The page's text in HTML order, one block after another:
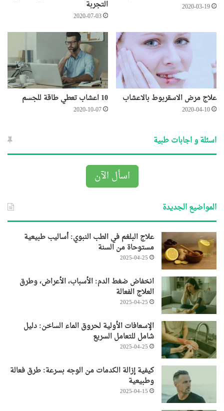
2020-03-19 التجربة
2020-07-03
علاج مرض الاسقربوط بالاعشاب
2020-04-10
10 اعشاب تعطي طاقة للجسم
2020-10-07
اسئلة و اجابات طبية
اسأل الآن
المواضيع الجديدة
علاج البلغم في الطب النبوي: أساليب طبيعية
مستوحاة من السنة
2025-04-25
انخفاض ضغط الدم: الأسباب، الأعراض، وطرق
العلاج الفعالة
2025-04-25
الإسعافات الأولية لحروق الماء الساخن: دليل
شامل للتعامل السريع
2025-04-25
كيفية إزالة الكدمات من الوجه بسرعة: طرق فعالة
وطبيعية
2025-04-15